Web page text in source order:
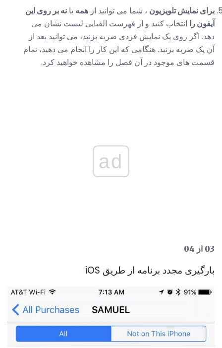
برای نمایش تلویزیون ، شما می توانید از همه یا نه بر روی این
آیفون را انتخاب کنید و از فهرست الفبایی لیست نشان می
دهد. اگر روی یک نمایش فردی ضربه بزنید، می توانید بعد از
آن یک ضربه بزنید. هنگامی که این کار را انجام می دهید، تمام
قسمت های موجود در آن فصل را مشاهده خواهید کرد.
ad
03 از 04
بارگیری مجدد برنامه از طریق iOS